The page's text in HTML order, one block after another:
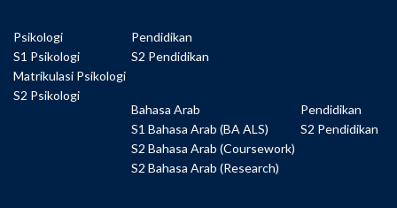
Psikologi
S1 Psikologi
Matrikulasi Psikologi
S2 Psikologi
Pendidikan
S2 Pendidikan
Bahasa Arab
S1 Bahasa Arab (BA ALS)
S2 Bahasa Arab (Coursework)
S2 Bahasa Arab (Research)
Pendidikan
S2 Pendidikan